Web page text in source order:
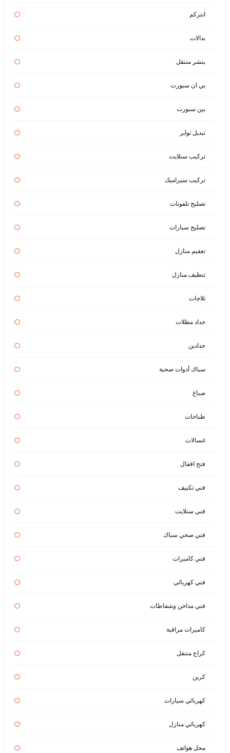
انتركم
بدالات
بنشر متنقل
بي ان سبورت
بين سبورت
تبديل تواير
تركيب ستلايت
تركيب سيراميك
تصليح تلفونات
تصليح سيارات
تعقيم منازل
تنظيف منازل
ثلاجات
حداد مظلات
حدادين
سباك أدوات صحية
صباغ
طباخات
غسالات
فتح اقفال
فني تكييف
فني ستلايت
فني صحي سباك
فني كاميرات
فني كهربائي
فني مداخن وشفاطات
كاميرات مراقبة
كراج متنقل
كرين
كهربائي سيارات
كهربائي منازل
محل هواتف